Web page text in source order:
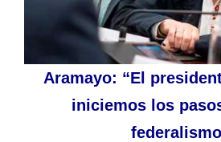
Aramayo: “El
iniciemos los